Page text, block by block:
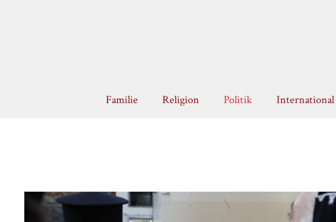
Familie Religion Politik International